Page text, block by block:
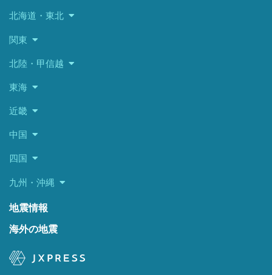
北海道・東北
関東
北陸・甲信越
東海
近畿
中国
四国
九州・沖縄
地震情報
海外の地震